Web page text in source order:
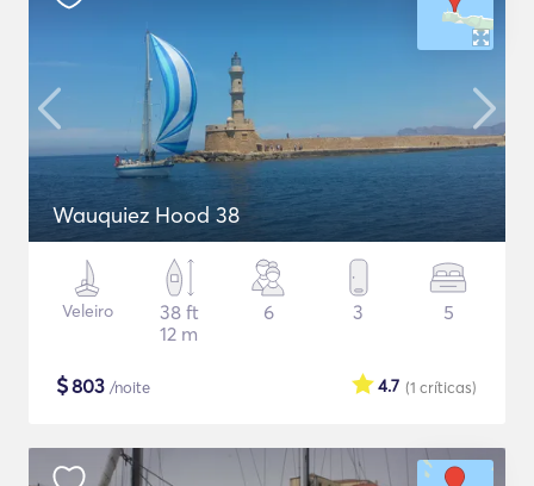
Wauquiez Hood 38
Veleiro
38 ft
12 m
6 3 5
$803 /noite (1 críticas)
4.7